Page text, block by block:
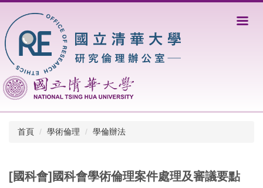
到
主
要
內
區
首頁 學術倫理 學倫辦法
[國科會]國科會學術倫理案件處理及審議要點